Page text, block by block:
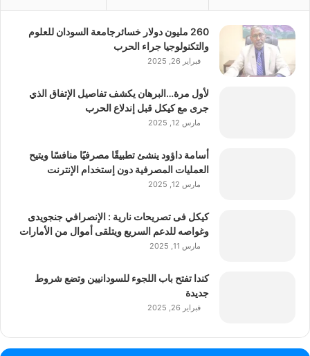
260 مليون دولار خسائرجامعة السودان للعلوم
والتكنولوجيا جراء الحرب
فبراير 26, 2025
لأول مرة…البرهان يكشف تفاصيل الإتفاق الذي
جرى مع كيكل قبل إندلاع الحرب
مارس 12, 2025
أسامة داؤود ينشئ تطبيقًا مصرفيًا منافسًا ويتيح
العمليات المصرفية دون إستخدام الإنترنت
مارس 12, 2025
كيكل فى تصريحات نارية : الإنصرافي جنجويدى
وغواصه للدعم السريع ويتلقى أموال من الأمارات
مارس 11, 2025
كندا تفتح باب اللجوء للسودانيين وتضع شروط
جديدة
فبراير 26, 2025